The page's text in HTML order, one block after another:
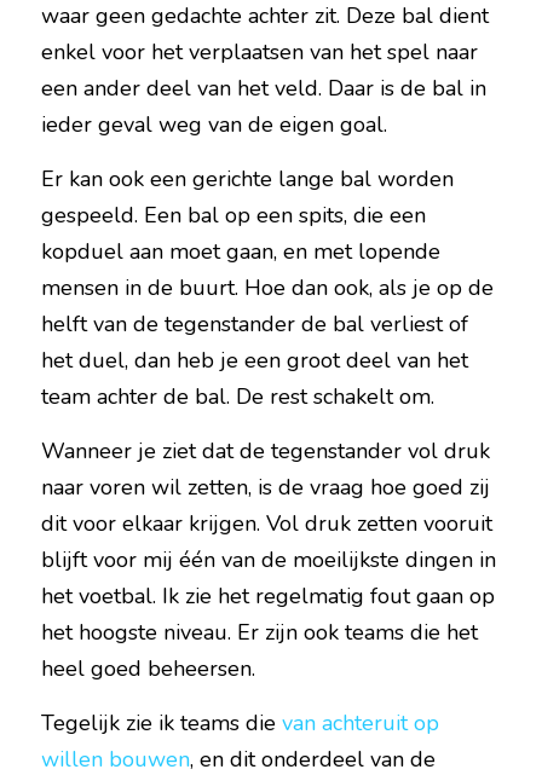
waar geen gedachte achter zit. Deze bal dient
enkel voor het verplaatsen van het spel naar
een ander deel van het veld. Daar is de bal in
ieder geval weg van de eigen goal.
Er kan ook een gerichte lange bal worden
gespeeld. Een bal op een spits, die een
kopduel aan moet gaan, en met lopende
mensen in de buurt. Hoe dan ook, als je op de
helft van de tegenstander de bal verliest of
het duel, dan heb je een groot deel van het
team achter de bal. De rest schakelt om.
Wanneer je ziet dat de tegenstander vol druk
naar voren wil zetten, is de vraag hoe goed zij
dit voor elkaar krijgen. Vol druk zetten vooruit
blijft voor mij één van de moeilijkste dingen in
het voetbal. Ik zie het regelmatig fout gaan op
het hoogste niveau. Er zijn ook teams die het
heel goed beheersen.
Tegelijk zie ik teams die van achteruit op
willen bouwen, en dit onderdeel van de